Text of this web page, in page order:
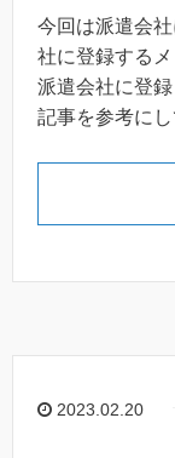
今回は派遣会
社に登録するメ
派遣会社に登
記事を参考にし
2023.02.20